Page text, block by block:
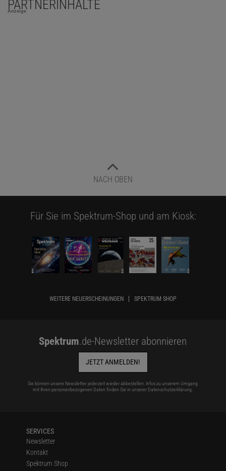
PARTNERINHALTE
Anzeige
NACH OBEN
Für Sie im Spektrum-Shop und am Kiosk:
WEITERE NEUERSCHEINUNGEN SPEKTRUM SHOP
Spektrum.de-Newsletter abonnieren
JETZT ANMELDEN!
Sie können unsere Newsletter jederzeit wieder abbestellen. Infos zu unserem Umgang
mit Ihren personenbezogenen Daten finden Sie in unserer Datenschutzerklärung
SERVICES
Newsletter
Kontakt
Spektrum Shop